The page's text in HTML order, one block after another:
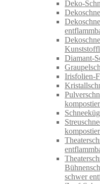
Deko-
Diamant-
Irisfolien-
schwer